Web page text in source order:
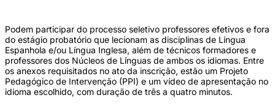
Podem participar do processo seletivo professores efetivos e fora
do estágio probatório que lecionam as disciplinas de Língua
Espanhola e/ou Língua Inglesa, além de técnicos formadores e
professores dos Núcleos de Línguas de ambos os idiomas. Entre
os anexos requisitados no ato da inscrição, estão um Projeto
Pedagógico de Intervenção (PPI) e um vídeo de apresentação no
idioma escolhido, com duração de três a quatro minutos.